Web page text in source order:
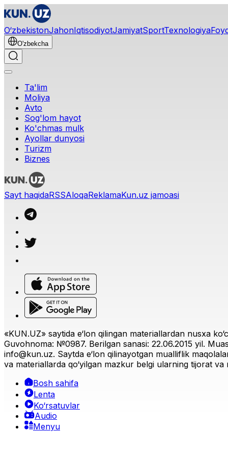
O‘zbekistonJahonIqtisodiyotJamiyatSportTexnologiya
O'zbekcha
Ta'lim
Moliya
Avto
Sog'lom hayot
Ko'chmas mulk
Ayollar dunyosi
Turizm
Biznes
Sayt haqidaRSSAloqaReklamaKun.uz jamoasi
«KUN.UZ» saytida e‘lon qilingan materiallardan nusxa
Guvohnoma: №0987. Berilgan sanasi: 22.06.2015 yil.
info@kun.uz. Saytda e‘lon qilinayotgan mualliflik
va materiallarda qo‘yilgan mazkur belgi ularning tijorat
Bosh sahifa
Lenta
Ko‘rsatuvlar
Audio
Menyu